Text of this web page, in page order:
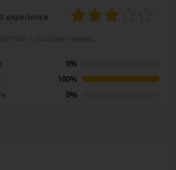
experience
0%
100%
0%